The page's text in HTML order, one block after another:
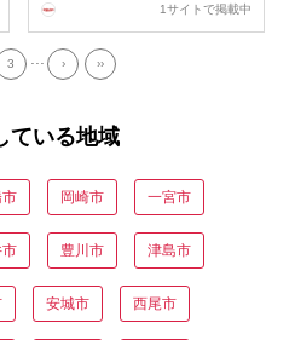
家族利用 ランチ ディナー 刈
1サイトで掲載中
3 ... › ››
ている地域
市 岡崎市 一宮市
豊川市 津島市
安城市 西尾市